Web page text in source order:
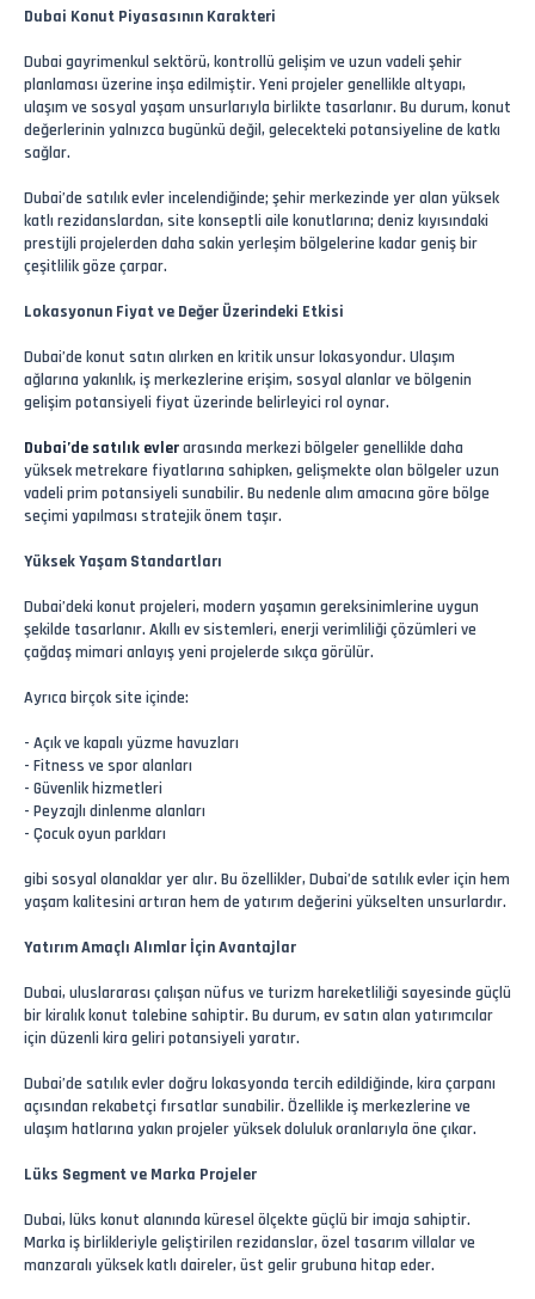
Dubai Konut Piyasasının Karakteri
Dubai gayrimenkul sektörü, kontrollü gelişim ve uzun vadeli şehir
planlaması üzerine inşa edilmiştir. Yeni projeler genellikle altyapı,
ulaşım ve sosyal yaşam unsurlarıyla birlikte tasarlanır. Bu durum, konut
değerlerinin yalnızca bugünkü değil, gelecekteki potansiyeline de katkı
sağlar.
Dubai’de satılık evler incelendiğinde; şehir merkezinde yer alan yüksek
katlı rezidanslardan, site konseptli aile konutlarına; deniz kıyısındaki
prestijli projelerden daha sakin yerleşim bölgelerine kadar geniş bir
çeşitlilik göze çarpar.
Lokasyonun Fiyat ve Değer Üzerindeki Etkisi
Dubai’de konut satın alırken en kritik unsur lokasyondur. Ulaşım
ağlarına yakınlık, iş merkezlerine erişim, sosyal alanlar ve bölgenin
gelişim potansiyeli fiyat üzerinde belirleyici rol oynar.
Dubai’de satılık evlerarasında merkezi bölgeler genellikle daha
yüksek metrekare fiyatlarına sahipken, gelişmekte olan bölgeler uzun
vadeli prim potansiyeli sunabilir. Bu nedenle alım amacına göre bölge
seçimi yapılması stratejik önem taşır.
Yüksek Yaşam Standartları
Dubai’deki konut projeleri, modern yaşamın gereksinimlerine uygun
şekilde tasarlanır. Akıllı ev sistemleri, enerji verimliliği çözümleri ve
çağdaş mimari anlayış yeni projelerde sıkça görülür.
Ayrıca birçok site içinde:
- Açık ve kapalı yüzme havuzları
- Fitness ve spor alanları
- Güvenlik hizmetleri
- Peyzajlı dinlenme alanları
- Çocuk oyun parkları
gibi sosyal olanaklar yer alır. Bu özellikler, Dubai’de satılık evler için hem
yaşam kalitesini artıran hem de yatırım değerini yükselten unsurlardır.
Yatırım Amaçlı Alımlar İçin Avantajlar
Dubai, uluslararası çalışan nüfus ve turizm hareketliliği sayesinde güçlü
bir kiralık konut talebine sahiptir. Bu durum, ev satın alan yatırımcılar
için düzenli kira geliri potansiyeli yaratır.
Dubai’de satılık evler doğru lokasyonda tercih edildiğinde, kira çarpanı
açısından rekabetçi fırsatlar sunabilir. Özellikle iş merkezlerine ve
ulaşım hatlarına yakın projeler yüksek doluluk oranlarıyla öne çıkar.
Lüks Segment ve Marka Projeler
Dubai, lüks konut alanında küresel ölçekte güçlü bir imaja sahiptir.
Marka iş birlikleriyle geliştirilen rezidanslar, özel tasarım villalar ve
manzaralı yüksek katlı daireler, üst gelir grubuna hitap eder.